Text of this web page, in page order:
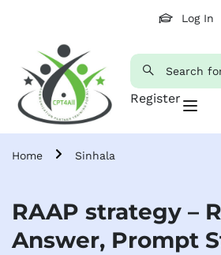
Log In
Register
Home Sinhala
RAAP strategy –
Answer, Prompt